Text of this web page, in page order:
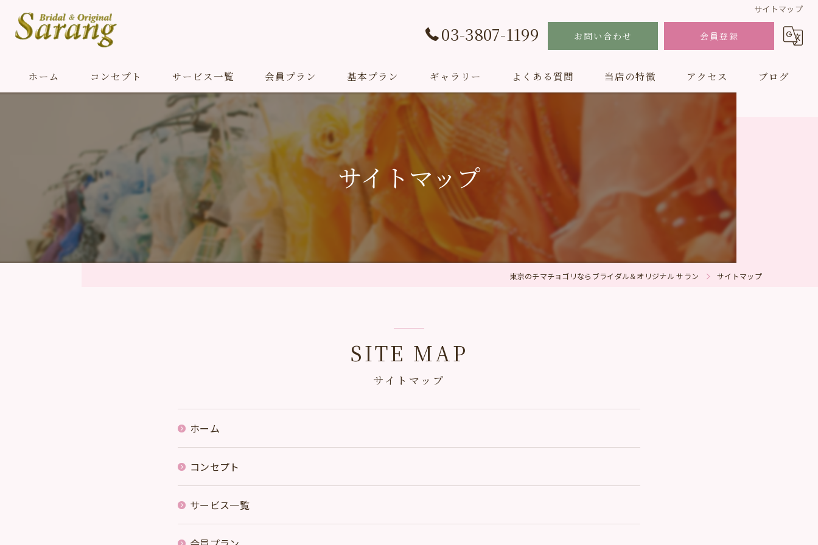
サイトマップ
03-3807-1199 お問い合わせ 会員登録
ホーム コンセプト サービス一覧 会員プラン 基本プラン
挙式プラン
Studio Sarang(撮影プラン)
成人式プラン
お祝いプラン
教室＆イベント
ギャラリー よくある質問 当店の特徴 アクセス ブログ
サイトマップ
東京のチマチョゴリならブライダル＆オリジナル サラン サイトマップ
サイトマップ
SITE MAP
ホーム
コンセプト
サービス一覧